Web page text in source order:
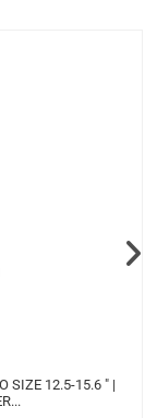
SIZE 12.5-15.6 " |